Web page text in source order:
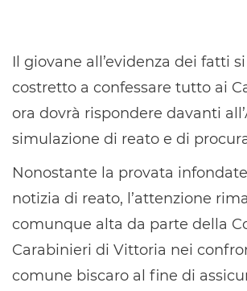
Il giovane all’evidenza dei fatti
costretto a confessare tutto ai
ora dovrà rispondere davanti
simulazione di reato e di
Nonostante la provata
notizia di reato, l’attenzione
comunque alta da parte della
Carabinieri di Vittoria nei
comune biscaro al fine di